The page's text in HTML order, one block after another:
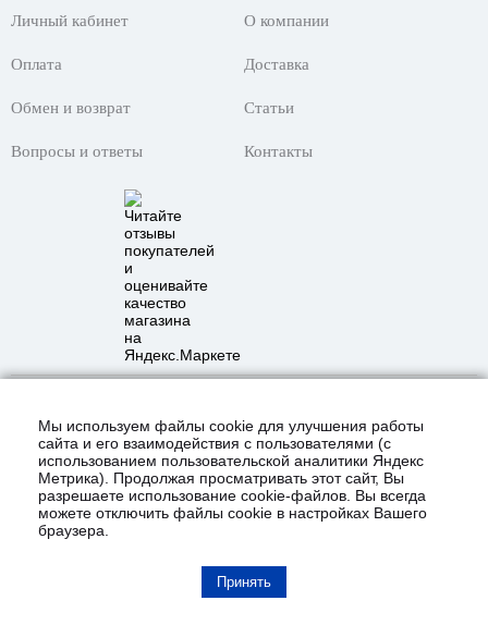
Личный кабинет О компании
Оплата Доставка
Обмен и возврат Статьи
Вопросы и ответы Контакты
Карта сайта
Полная версия сайта
Мы используем файлы cookie для улучшения работы
сайта и его взаимодействия с пользователями (с
использованием пользовательской аналитики Яндекс
Метрика). Продолжая просматривать этот сайт, Вы
разрешаете использование cookie-файлов. Вы всегда
можете отключить файлы cookie в настройках Вашего
браузера.
Принять